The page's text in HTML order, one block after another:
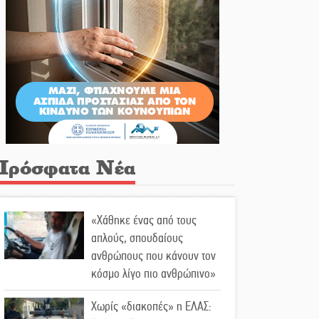
Νέα
«Χάθηκε ένας από τους
απλούς, σπουδαίους
ανθρώπους που κάνουν τον
κόσμο λίγο πιο ανθρώπινο»
Χωρίς «διακοπές» η ΕΛΑΣ: